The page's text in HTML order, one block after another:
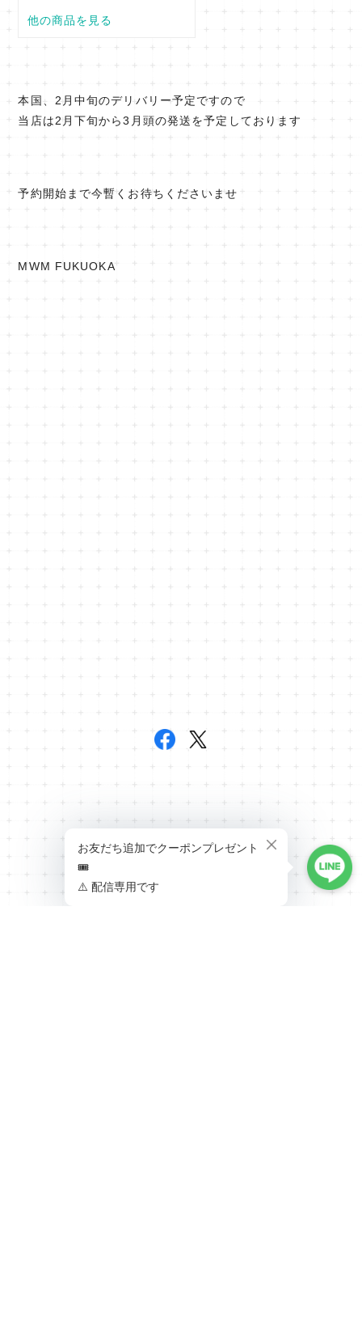
本国、2月中旬のデリバリー予定ですので
当店は2月下旬から3月頭の発送を予定しております
予約開始まで今暫くお待ちくださいませ
MWM FUKUOKA